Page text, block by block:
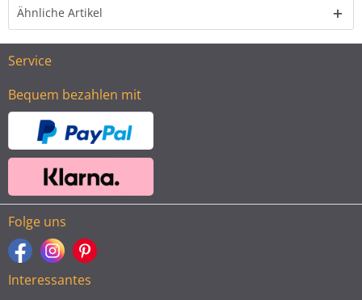
Ähnliche Artikel
Service
Bequem bezahlen mit
Folge uns
Interessantes